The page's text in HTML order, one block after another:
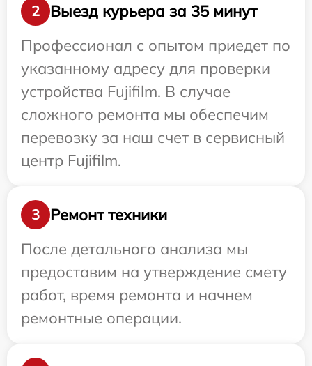
2
Выезд курьера за 35 минут
Профессионал с опытом приедет по
указанному адресу для проверки
устройства Fujifilm. В случае
сложного ремонта мы обеспечим
перевозку за наш счет в сервисный
центр Fujifilm.
3
Ремонт техники
После детального анализа мы
предоставим на утверждение смету
работ, время ремонта и начнем
ремонтные операции.